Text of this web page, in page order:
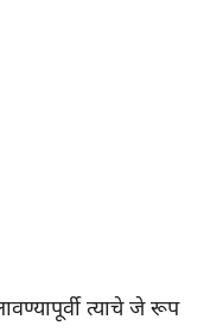
त्याचे जे रूप